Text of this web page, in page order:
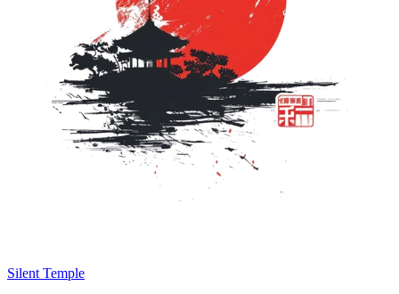
Silent Temple